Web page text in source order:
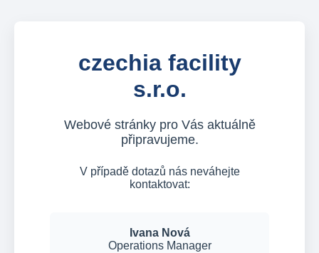
czechia facility
s.r.o.
Webové stránky pro Vás aktuálně
připravujeme.
V případě dotazů nás neváhejte
kontaktovat:
Ivana Nová
Operations Manager